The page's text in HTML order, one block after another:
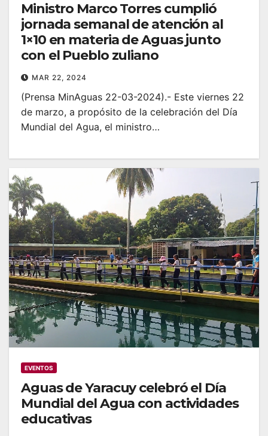
Ministro Marco Torres cumplió
jornada semanal de atención al
1×10 en materia de Aguas junto
con el Pueblo zuliano
MAR 22, 2024
(Prensa MinAguas 22-03-2024).- Este viernes 22
de marzo, a propósito de la celebración del Día
Mundial del Agua, el ministro…
EVENTOS
Aguas de Yaracuy celebró el Día
Mundial del Agua con actividades
educativas